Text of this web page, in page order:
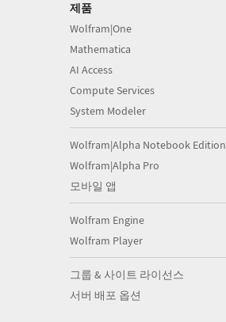
제품
Wolfram|One
Mathematica
AI Access
Compute Services
System Modeler
Wolfram|Alpha Notebook Edition
Wolfram|Alpha Pro
모바일 앱
Wolfram Engine
Wolfram Player
그룹 & 사이트 라이선스
서버 배포 옵션